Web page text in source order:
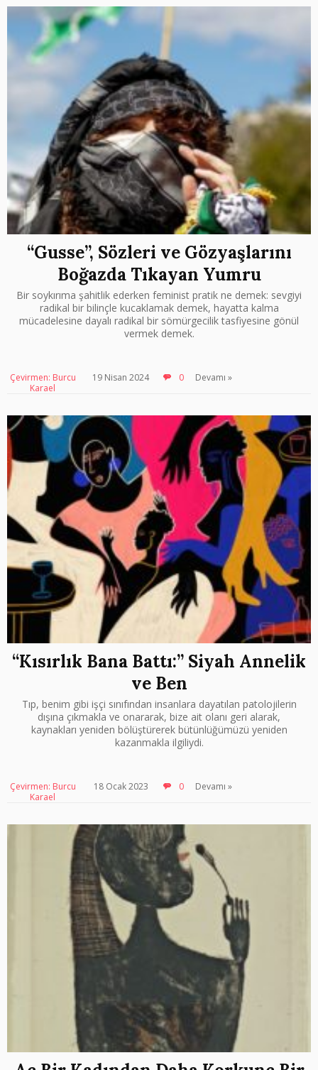
“Gusse”, Sözleri ve Gözyaşlarını
Boğazda Tıkayan Yumru
Bir soykırıma şahitlik ederken feminist pratik ne demek: sevgiyi
radikal bir bilinçle kucaklamak demek, hayatta kalma
mücadelesine dayalı radikal bir sömürgecilik tasfiyesine gönül
vermek demek.
Çevirmen: Burcu
Karael
19 Nisan 2024 0 Devamı »
“Kısırlık Bana Battı:” Siyah Annelik
ve Ben
Tıp, benim gibi işçi sınıfından insanlara dayatılan patolojilerin
dışına çıkmakla ve onararak, bize ait olanı geri alarak,
kaynakları yeniden bölüştürerek bütünlüğümüzü yeniden
kazanmakla ilgiliydi.
Çevirmen: Burcu
Karael
18 Ocak 2023 0 Devamı »